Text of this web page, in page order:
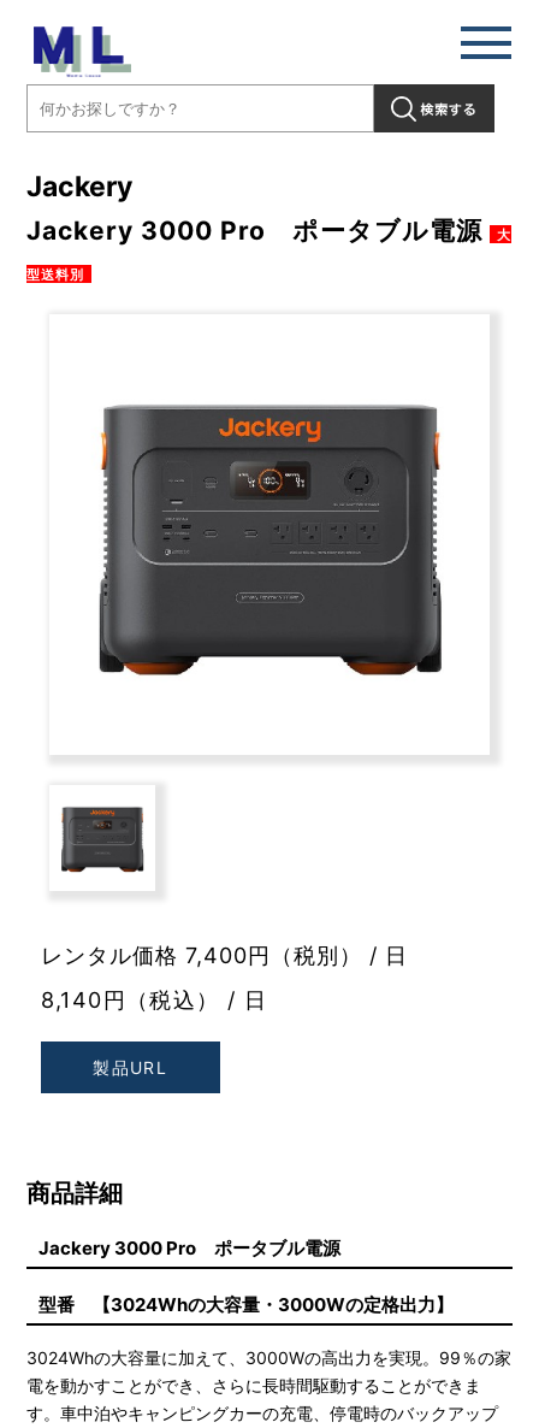
Jackery
Jackery 3000 Pro ポータブル電源 大
型送料別
レンタル価格 7,400円（税別） / 日
8,140円（税込） / 日
製品URL
商品詳細
Jackery 3000 Pro ポータブル電源
型番 【3024Whの大容量・3000Wの定格出力】
3024Whの大容量に加えて、3000Wの高出力を実現。99％の家
電を動かすことができ、さらに長時間駆動することができま
す。車中泊やキャンピングカーの充電、停電時のバックアップ